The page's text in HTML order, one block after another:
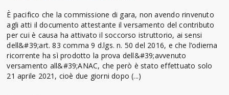
È pacifico che la commissione di gara, non avendo rinvenuto
agli atti il documento attestante il versamento del contributo
per cui è causa ha attivato il soccorso istruttorio, ai sensi
dell&#39;art. 83 comma 9 d.lgs. n. 50 del 2016, e che l’odierna
ricorrente ha sì prodotto la prova dell&#39;avvenuto
versamento all&#39;ANAC, che però è stato effettuato solo
21 aprile 2021, cioè due giorni dopo (...)